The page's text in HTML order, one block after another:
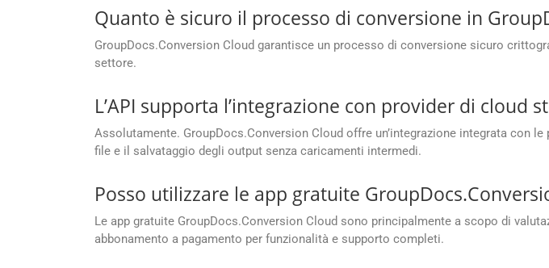
Quanto è sicuro il processo di conversione in
GroupDocs.Conversion Cloud garantisce un processo di conversione sicuro
settore.
L’API supporta l’integrazione con provider di cloud
Assolutamente. GroupDocs.Conversion Cloud offre un’integrazione integrata con
file e il salvataggio degli output senza caricamenti intermedi.
Posso utilizzare le app gratuite
Le app gratuite GroupDocs.Conversion Cloud sono principalmente a scopo di
abbonamento a pagamento per funzionalità e supporto completi.